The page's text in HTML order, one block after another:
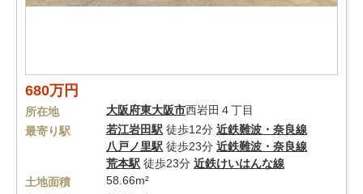
680万円
所在地 大阪府東大阪市西岩田４丁目
最寄り駅
若江岩田駅 徒歩12分 近鉄難波・奈良線
八戸ノ里駅 徒歩23分 近鉄難波・奈良線
荒本駅 徒歩23分 近鉄けいはんな線
土地面積
58.66m²